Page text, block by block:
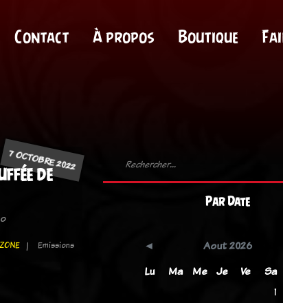
Contact À propos Boutique
7 OCTOBRE 2022
de
Emissions
Par Date
Aout 2026
Lu
Ma Me Je Ve Sa
1